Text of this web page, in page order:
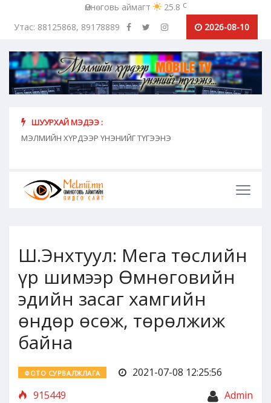
Өмнөговь аймагт 25.8 c
Утас: 88125868, 89178889
2026-08-10
ШУУРХАЙ МЭДЭЭ :
МЭЛМИЙН ХҮРДЭЭР ҮНЭНИЙГ ТҮГЭЭНЭ
Ш.Энхтуул: Мега төслийн
үр шимээр Өмнөговийн
эдийн засаг хамгийн
өндөр өсөж, төрөлжиж
байна
ФОТО СУРВАЛЖЛАГА
2021-07-08 12:25:56
915449
Admin